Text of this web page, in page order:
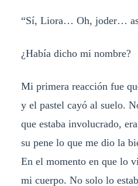
“Sí, Liora… Oh, joder…
¿Había dicho mi nombre?
Mi primera reacción fue
y el pastel cayó al suelo.
que estaba involucrado,
su pene lo que me dio la
En el momento en que lo
mi cuerpo. No solo lo